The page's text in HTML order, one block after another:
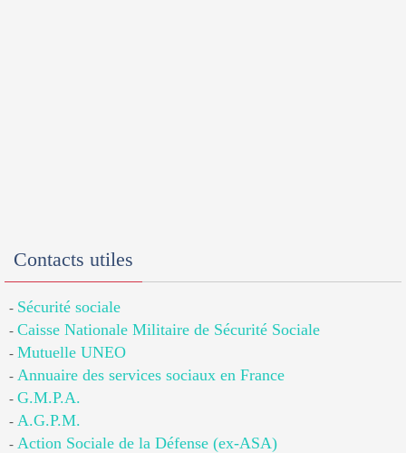
Contacts utiles
- Sécurité sociale
- Caisse Nationale Militaire de Sécurité Sociale
- Mutuelle UNEO
- Annuaire des services sociaux en France
- G.M.P.A.
- A.G.P.M.
- Action Sociale de la Défense (ex-ASA)